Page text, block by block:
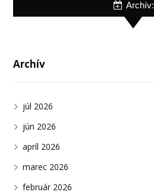
Archív:
Archív
júl 2026
jún 2026
apríl 2026
marec 2026
február 2026